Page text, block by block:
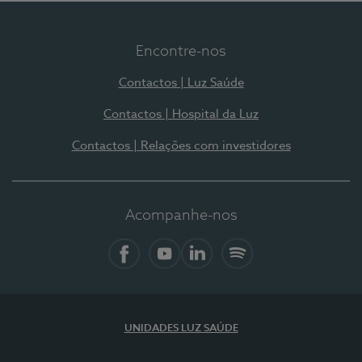
Encontre-nos
Contactos | Luz Saúde
Contactos | Hospital da Luz
Contactos | Relações com investidores
Acompanhe-nos
UNIDADES LUZ SAÚDE